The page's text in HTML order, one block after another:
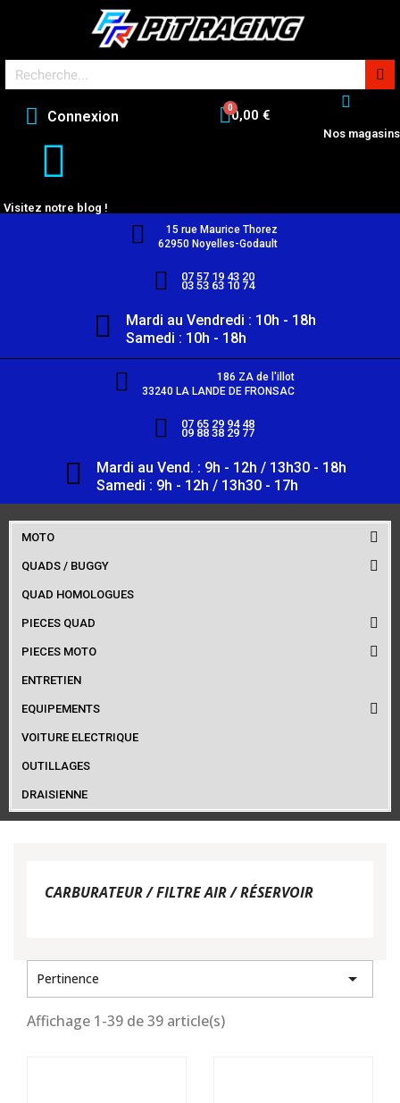
Connexion 0,00 €
Nos magasins
Visitez notre blog !
15 rue Maurice Thorez
62950 Noyelles-Godault
07 57 19 43 20
03 53 63 10 74
Mardi au Vendredi : 10h - 18h
Samedi : 10h - 18h
186 ZA de l'illot
33240 LA LANDE DE FRONSAC
07 65 29 94 48
09 88 38 29 77
Mardi au Vend. : 9h - 12h / 13h30 - 18h
Samedi : 9h - 12h / 13h30 - 17h
MOTO
QUADS / BUGGY
QUAD HOMOLOGUES
PIECES QUAD
PIECES MOTO
ENTRETIEN
EQUIPEMENTS
VOITURE ELECTRIQUE
OUTILLAGES
DRAISIENNE
CARBURATEUR / FILTRE AIR / RÉSERVOIR
Pertinence 
Affichage 1-39 de 39 article(s)